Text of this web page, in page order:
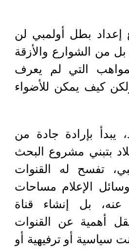
بطل أولمبي لن
بل من الشوارع والأزقة
التي لم يعرف
كيف يمكن للأضواء
يبدأ بإرادة جادة من
بتبني مشروع البحث
تفسح له القنوات
الإعلام مساحات
بل إنشاء قناة
أهمية عن القنوات
سياسية أو ترفيهية أو